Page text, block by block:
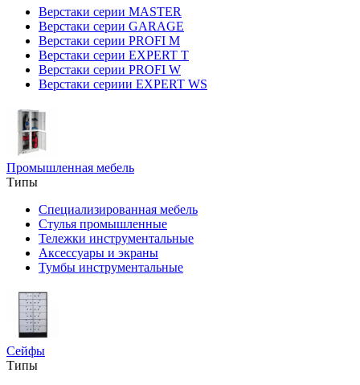
Верстаки серии MASTER
Верстаки серии GARAGE
Верстаки серии PROFI M
Верстаки серии EXPERT T
Верстаки серии PROFI W
Верстаки сериии EXPERT WS
Промышленная мебель
Типы
Специализированная мебель
Стулья промышленные
Тележки инструментальные
Аксессуары и экраны
Тумбы инструментальные
Сейфы
Типы